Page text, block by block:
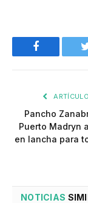
Facebook
Pancho
Puerto Madryn
en lancha para
NOTICIAS